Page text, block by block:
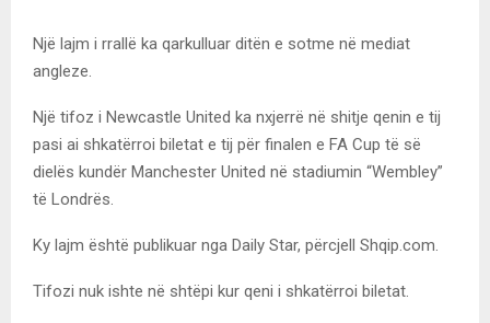
Një lajm i rrallë ka qarkulluar ditën e sotme në mediat
angleze.
Një tifoz i Newcastle United ka nxjerrë në shitje qenin e tij
pasi ai shkatërroi biletat e tij për finalen e FA Cup të së
dielës kundër Manchester United në stadiumin “Wembley”
të Londrës.
Ky lajm është publikuar nga Daily Star, përcjell Shqip.com.
Tifozi nuk ishte në shtëpi kur qeni i shkatërroi biletat.